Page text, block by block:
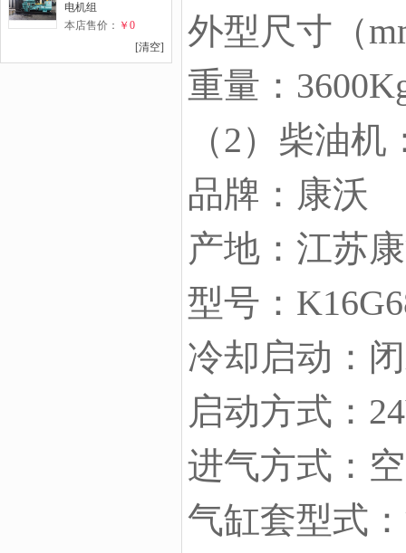
电机组
本店售价： ￥0
[清空]
外型尺寸（
重量：
（2）柴油机
品牌：康沃
产地：江苏
型号：
冷却启动：
启动方式：
进气方式：
气缸套型式